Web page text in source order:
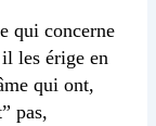
qui concerne
les érige en
qui ont,
pas,